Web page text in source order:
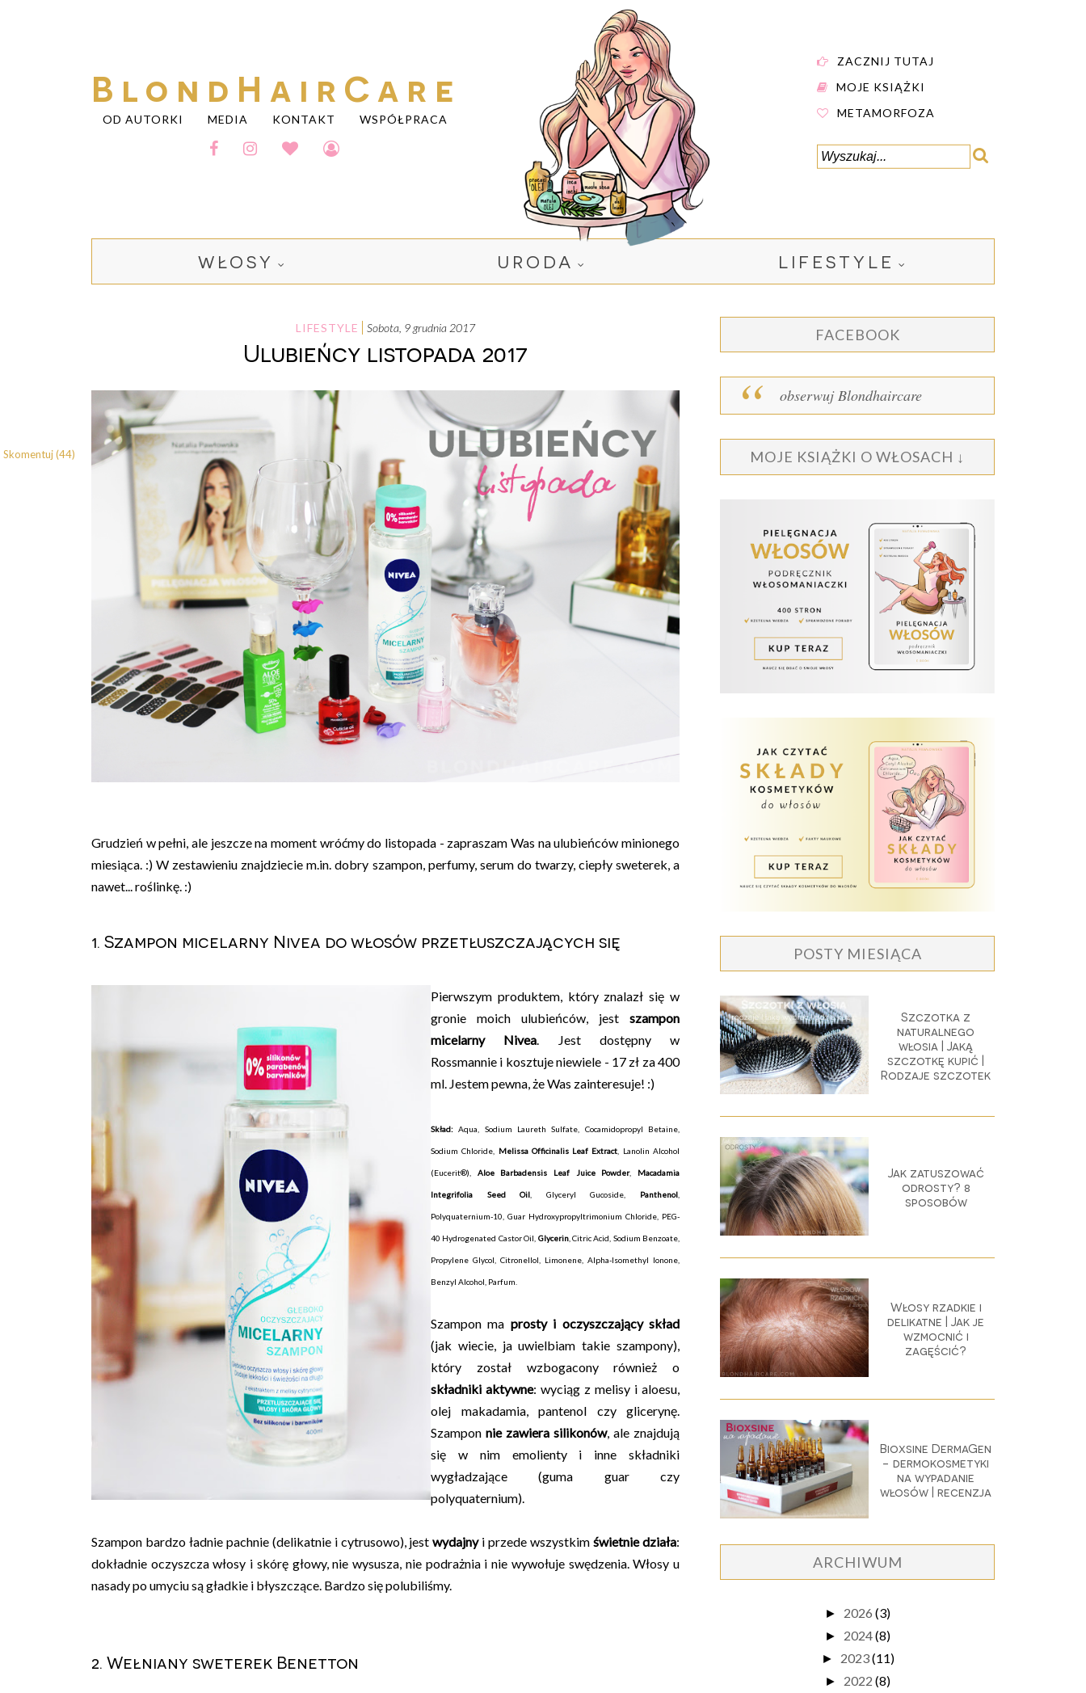
BlondHairCare
OD AUTORKI MEDIA KONTAKT WSPÓŁPRACA
ZACZNIJ TUTAJ
MOJE KSIĄŻKI
METAMORFOZA
WŁOSY URODA LIFESTYLE
LIFESTYLE sobota, 9 grudnia 2017
Ulubieńcy listopada 2017
Grudzień w pełni, ale jeszcze na moment wróćmy do listopada - zapraszam Was na ulubieńców minionego
miesiąca. :) W zestawieniu znajdziecie m.in. dobry szampon, perfumy, serum do twarzy, ciepły sweterek, a
nawet... roślinkę. :)
1. Szampon micelarny Nivea do włosów przetłuszczających się
Pierwszym produktem, który znalazł się w
gronie moich ulubieńców, jest szampon
micelarny Nivea. Jest dostępny w
Rossmannie i kosztuje niewiele - 17 zł za 400
ml. Jestem pewna, że Was zainteresuje! :)
Skład: Aqua, Sodium Laureth Sulfate, Cocamidopropyl Betaine,
Sodium Chloride, Melissa Officinalis Leaf Extract , Lanolin Alcohol
(Eucerit®), Aloe Barbadensis Leaf Juice Powder, Macadamia
Integrifolia Seed Oil , Glyceryl Gucoside, Panthenol
Polyquaternium-10, Guar Hydroxypropyltrimonium Chloride, PEG-
40 Hydrogenated Castor Oil, Glycerin, Citric Acid, Sodium Benzoate,
Propylene Glycol, Citronellol, Limonene, Alpha-Isomethyl Ionone,
Benzyl Alcohol, Parfum.
Szampon ma prosty i oczyszczający skład
(jak wiecie, ja uwielbiam takie szampony),
który został wzbogacony również o
składniki aktywne: wyciąg z melisy i aloesu,
olej makadamia, pantenol czy glicerynę.
Szampon nie zawiera silikonów, ale znajdują
się w nim emolienty i inne składniki
wygładzające (guma guar czy
polyquaternium).
Szampon bardzo ładnie pachnie (delikatnie i cytrusowo), jestwydajnyi przede wszystkimświetnie działa:
dokładnie oczyszcza włosy i skórę głowy, nie wysusza, nie podrażnia i nie wywołuje swędzenia. Włosy u
nasady po umyciu są gładkie i błyszczące. Bardzo się polubiliśmy.
2. Wełniany sweterek Benetton
Skomentuj (44)
FACEBOOK
obserwuj Blondhaircare
MOJE KSIĄŻKI O WŁOSACH ↓
POSTY MIESIĄCA
Szczotka z
naturalnego
włosia | Jaką
szczotkę kupić |
Rodzaje szczotek
Jak zatuszować
odrosty? 8
sposobów
Włosy rzadkie i
delikatne | Jak je
wzmocnić i
zagęścić?
Bioxsine DermaGen
- dermokosmetyki
na wypadanie
włosów | recenzja
ARCHIWUM
► 2026 (3)
► 2024(8)
► 2023(11)
► 2022 (8)